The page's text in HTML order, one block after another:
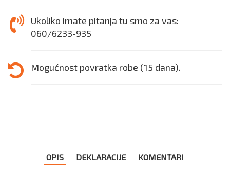
Ukoliko imate pitanja tu smo za vas:
060/6233-935
Mogućnost povratka robe (15 dana).
OPIS DEKLARACIJE KOMENTARI